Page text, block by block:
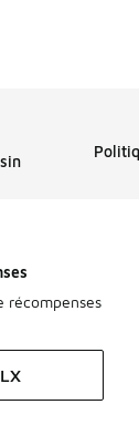
récompenses